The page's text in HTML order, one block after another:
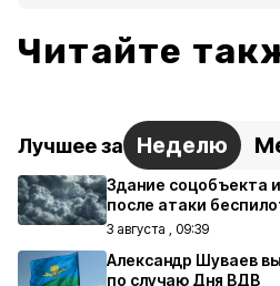
Читайте
Лучшее за Неделю
Здание соцобъекта
после атаки
3 августа , 09:39
Александр Шуваев
по случаю Дня ВДВ